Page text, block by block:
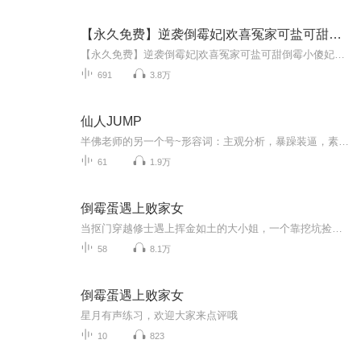
【永久免费】逆袭倒霉妃|欢喜冤家可盐可甜倒霉小傻妃
691 3.8万
仙人JUMP
61 1.9万
倒霉蛋遇上败家女
58 8.1万
倒霉蛋遇上败家女
星月有声练习，欢迎大家来点评哦
10 823